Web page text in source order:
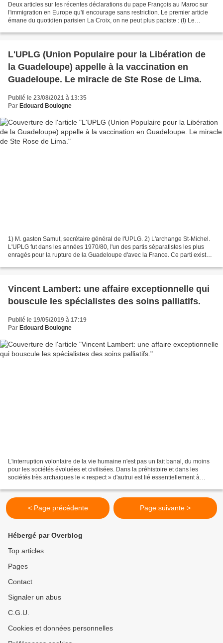
Deux articles sur les récentes déclarations du pape François au Maroc sur
l'immigration en Europe qu'il encourage sans restriction. Le premier article
émane du quotidien parisien La Croix, on ne peut plus papiste : (I) Le
L'UPLG (Union Populaire pour la Libération de
la Guadeloupe) appelle à la vaccination en
Guadeloupe. Le miracle de Ste Rose de Lima.
Publié le 23/08/2021 à 13:35
Par Edouard Boulogne
1) M. gaston Samut, secrétaire général de l'UPLG. 2) L'archange St-Michel.
L'UPLG fut dans les années 1970/80, l'un des partis séparatistes les plus
enragés pour la rupture de la Guadeloupe d'avec la France. Ce parti existe
Vincent Lambert: une affaire exceptionnelle qui
bouscule les spécialistes des soins palliatifs.
Publié le 19/05/2019 à 17:19
Par Edouard Boulogne
L'interruption volontaire de la vie humaine n'est pas un fait banal, du moins
pour les sociétés évoluées et civilisées. Dans la préhistoire et dans les
sociétés très archaïques le « respect » d'autrui est lié essentiellement à
< Page précédente Page suivante >
Hébergé par Overblog
Top articles
Pages
Contact
Signaler un abus
C.G.U.
Cookies et données personnelles